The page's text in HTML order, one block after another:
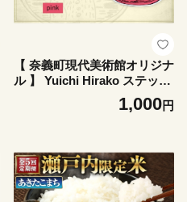
【 奈義町現代美術館オリジナ
ル 】 Yuichi Hirako ステッカ
ー NagiMOCA pink ミュージ
アムグッズ コラボレーション
1,000円